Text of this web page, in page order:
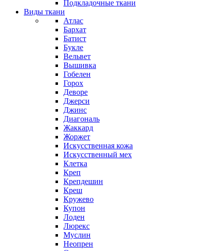
Подкладочные ткани
Виды ткани
Атлас
Бархат
Батист
Букле
Вельвет
Вышивка
Гобелен
Горох
Деворе
Джерси
Джинс
Диагональ
Жаккард
Жоржет
Искусственная кожа
Искусственный мех
Клетка
Креп
Крепдешин
Креш
Кружево
Купон
Лоден
Люрекс
Муслин
Неопрен